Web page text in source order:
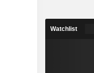
Watchlist